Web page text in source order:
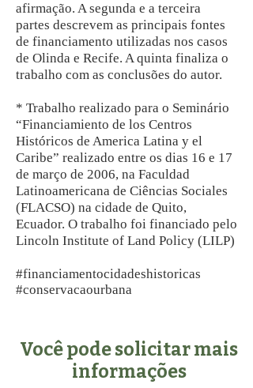
afirmação. A segunda e a terceira
partes descrevem as principais fontes
de financiamento utilizadas nos casos
de Olinda e Recife. A quinta finaliza o
trabalho com as conclusões do autor.
* Trabalho realizado para o Seminário
“Financiamiento de los Centros
Históricos de America Latina y el
Caribe” realizado entre os dias 16 e 17
de março de 2006, na Faculdad
Latinoamericana de Ciências Sociales
(FLACSO) na cidade de Quito,
Ecuador. O trabalho foi financiado pelo
Lincoln Institute of Land Policy (LILP)
#financiamentocidadeshistoricas
#conservacaourbana
Você pode solicitar mais
informações